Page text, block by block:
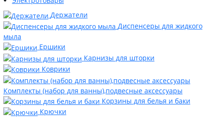
Держатели
Диспенсеры для жидкого
мыла
Ершики
Карнизы для шторки
Коврики
Комплекты (набор для ванны),подвесные аксессуары
Корзины для белья и баки
Крючки